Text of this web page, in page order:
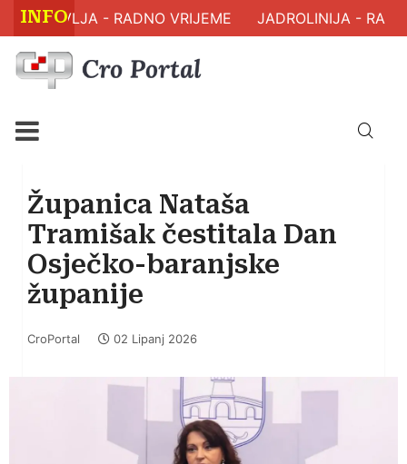
INFO
ZDRAVLJA - RADNO VRIJEME JADROLINIJA -
Županica Nataša
Tramišak čestitala Dan
Osječko-baranjske
županije
CroPortal 02 Lipanj 2026